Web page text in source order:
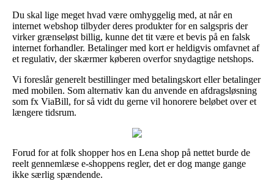
Du skal lige meget hvad være omhyggelig med, at når en
internet webshop tilbyder deres produkter for en salgspris der
virker grænseløst billig, kunne det tit være et bevis på en falsk
internet forhandler. Betalinger med kort er heldigvis omfavnet af
et regulativ, der skærmer køberen overfor snydagtige netshops.
Vi foreslår generelt bestillinger med betalingskort eller betalinger
med mobilen. Som alternativ kan du anvende en afdragsløsning
som fx ViaBill, for så vidt du gerne vil honorere beløbet over et
længere tidsrum.
Forud for at folk shopper hos en Lena shop på nettet burde de
reelt gennemlæse e-shoppens regler, det er dog mange gange
ikke særlig spændende.